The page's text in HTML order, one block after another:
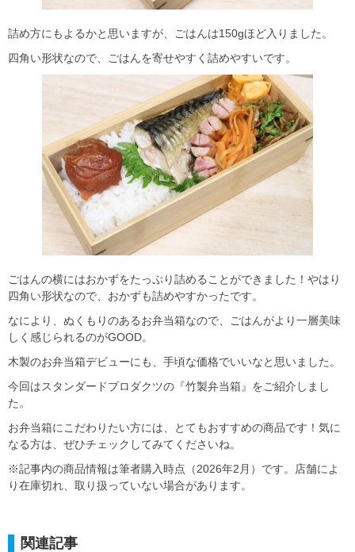
詰め方にもよるかと思いますが、ごはんは150gほど入りました。
四角い形状なので、ごはんを寄せやすく詰めやすいです。
ごはんの横にはおかずをたっぷり詰めることができました！やはり
四角い形状なので、おかずも詰めやすかったです。
なにより、ぬくもりのあるお弁当箱なので、ごはんがより一層美味
しく感じられるのがGOOD。
木製のお弁当箱デビューにも、手頃な価格でいいなと思いました。
今回はスタンダードプロダクツの『竹製弁当箱』をご紹介しまし
た。
お弁当箱にこだわりたい方には、とてもおすすめの商品です！気に
なる方は、ぜひチェックしてみてくださいね。
※記事内の商品情報は筆者購入時点（2026年2月）です。店舗によ
り在庫切れ、取り扱っていない場合があります。
関連記事